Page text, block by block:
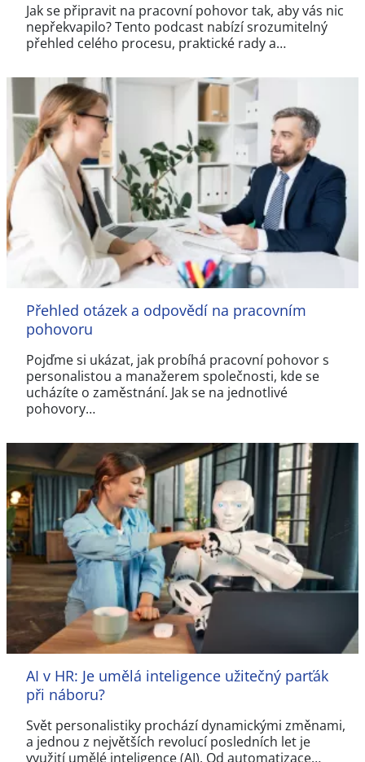
Jak se připravit na pracovní pohovor tak, aby vás nic
nepřekvapilo? Tento podcast nabízí srozumitelný
přehled celého procesu, praktické rady a…
Přehled otázek a odpovědí na pracovním
pohovoru
Pojďme si ukázat, jak probíhá pracovní pohovor s
personalistou a manažerem společnosti, kde se
ucházíte o zaměstnání. Jak se na jednotlivé
pohovory…
AI v HR: Je umělá inteligence užitečný parťák
při náboru?
Svět personalistiky prochází dynamickými změnami,
a jednou z největších revolucí posledních let je
využití umělé inteligence (AI). Od automatizace…